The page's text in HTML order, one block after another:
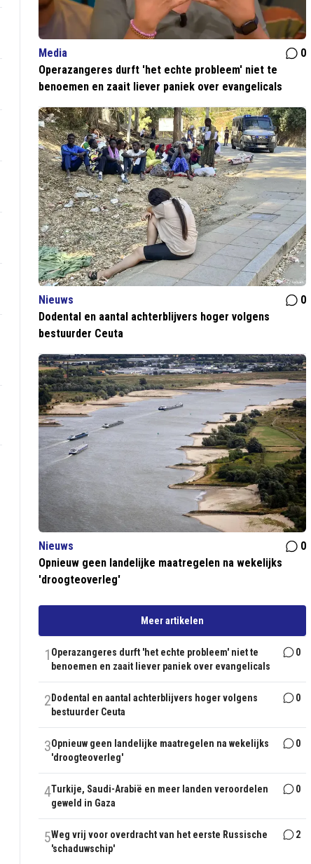
Media
0
Operazangeres durft 'het echte probleem' niet te
benoemen en zaait liever paniek over evangelicals
Nieuws
0
Dodental en aantal achterblijvers hoger volgens
bestuurder Ceuta
Nieuws
0
Opnieuw geen landelijke maatregelen na wekelijks
'droogteoverleg'
Meer artikelen
1 Operazangeres durft 'het echte probleem' niet te
benoemen en zaait liever paniek over evangelicals
0
2Dodental en aantal achterblijvers hoger volgens
bestuurder Ceuta
0
3Opnieuw geen landelijke maatregelen na wekelijks
'droogteoverleg'
0
4Turkije, Saudi-Arabië en meer landen veroordelen
geweld in Gaza
0
5Weg vrij voor overdracht van het eerste Russische
'schaduwschip'
2